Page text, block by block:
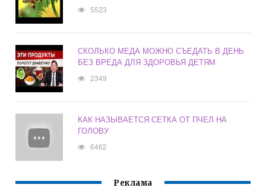
5523
СКОЛЬКО МЕДА МОЖНО СЪЕДАТЬ В ДЕНЬ
БЕЗ ВРЕДА ДЛЯ ЗДОРОВЬЯ ДЕТЯМ
2349
КАК НАЗЫВАЕТСЯ СЕТКА ОТ ПЧЕЛ НА
ГОЛОВУ
6462
Реклама